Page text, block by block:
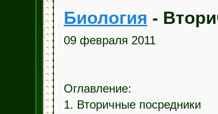
Биология -
09 февраля 2011
Оглавление:
1. Вторичные посредники